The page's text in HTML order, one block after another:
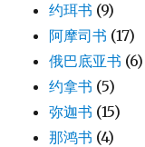
约珥书 (9)
阿摩司书 (17)
俄巴底亚书 (6)
约拿书 (5)
弥迦书 (15)
那鸿书 (4)